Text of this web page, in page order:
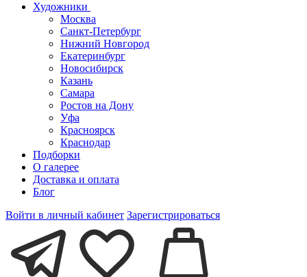
Художники
Москва
Санкт-Петербург
Нижний Новгород
Екатеринбург
Новосибирск
Казань
Самара
Ростов на Дону
Уфа
Красноярск
Краснодар
Подборки
О галерее
Доставка и оплата
Блог
Войти в личный кабинет Зарегистрироваться